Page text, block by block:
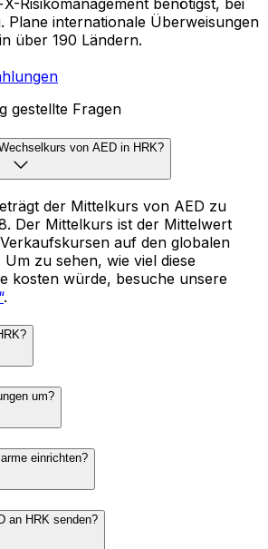
Risikomanagement benötigst, bei
Plane internationale Überweisungen
über 190 Ländern.
gestellte Fragen
von AED in HRK?
der Mittelkurs von AED zu
auf den globalen
zu sehen, wie viel diese
kosten würde, besuche unsere
.
um?
einrichten?
an HRK senden?